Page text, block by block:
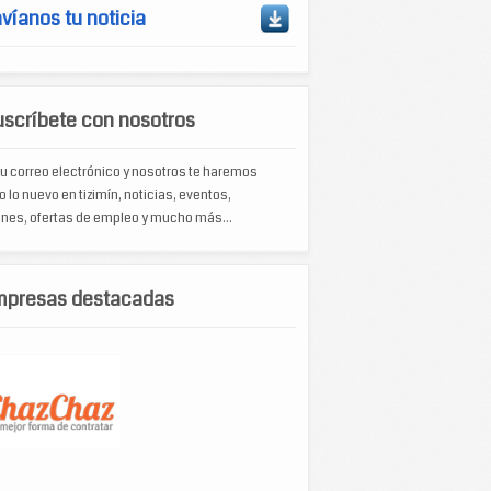
tu noticia
con nosotros
correo electrónico y nosotros te haremos
lo nuevo en tizimín, noticias, eventos,
ofertas de empleo y mucho más...
destacadas